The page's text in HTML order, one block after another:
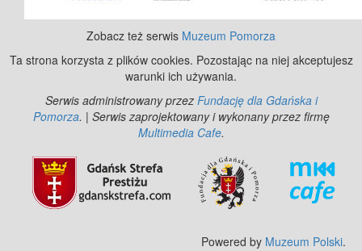
Zobacz też serwis Muzeum Pomorza
Ta strona korzysta z plików cookies. Pozostając na niej akceptujesz
warunki ich używania.
Serwis administrowany przez Fundację dla Gdańska i
Pomorza. | Serwis zaprojektowany i wykonany przez firmę
Multimedia Cafe.
Powered by Muzeum Polski.